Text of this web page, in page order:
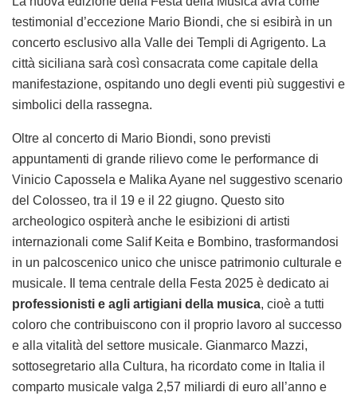
testimonial d’eccezione Mario Biondi, che si esibirà in un
concerto esclusivo alla Valle dei Templi di Agrigento. La
città siciliana sarà così consacrata come capitale della
manifestazione, ospitando uno degli eventi più suggestivi e
simbolici della rassegna.
Oltre al concerto di Mario Biondi, sono previsti
appuntamenti di grande rilievo come le performance di
Vinicio Capossela e Malika Ayane nel suggestivo scenario
del Colosseo, tra il 19 e il 22 giugno. Questo sito
archeologico ospiterà anche le esibizioni di artisti
internazionali come Salif Keita e Bombino, trasformandosi
in un palcoscenico unico che unisce patrimonio culturale e
musicale. Il tema centrale della Festa 2025 è dedicato ai
professionisti e agli artigiani della musica, cioè a tutti
coloro che contribuiscono con il proprio lavoro al successo
e alla vitalità del settore musicale. Gianmarco Mazzi,
sottosegretario alla Cultura, ha ricordato come in Italia il
comparto musicale valga 2,57 miliardi di euro all’anno e